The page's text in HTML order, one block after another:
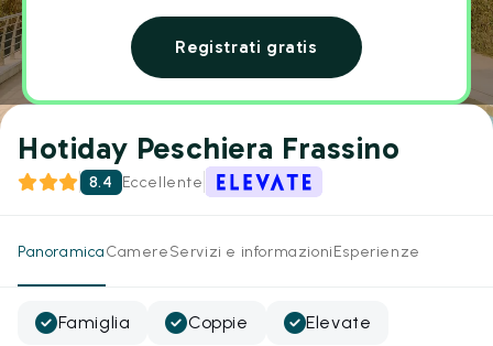
Registrati gratis
Hotiday Peschiera Frassino
8.4 Eccellente
PanoramicaCamereServizi e informazioniEsperienze
Famiglia Coppie
Elevate